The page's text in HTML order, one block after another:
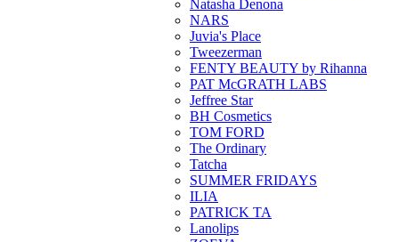
Natasha Denona
NARS
Juvia's Place
Tweezerman
FENTY BEAUTY by Rihanna
PAT McGRATH LABS
Jeffree Star
BH Cosmetics
TOM FORD
The Ordinary
Tatcha
SUMMER FRIDAYS
ILIA
PATRICK TA
Lanolips